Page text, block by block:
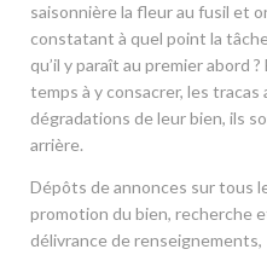
saisonnière la fleur au fusil et
constatant à quel point la
qu’il y paraît au premier abord
temps à y consacrer, les
dégradations de leur bien, ils
arrière.
Dépôts de annonces sur tous
promotion du bien, recherche
délivrance de